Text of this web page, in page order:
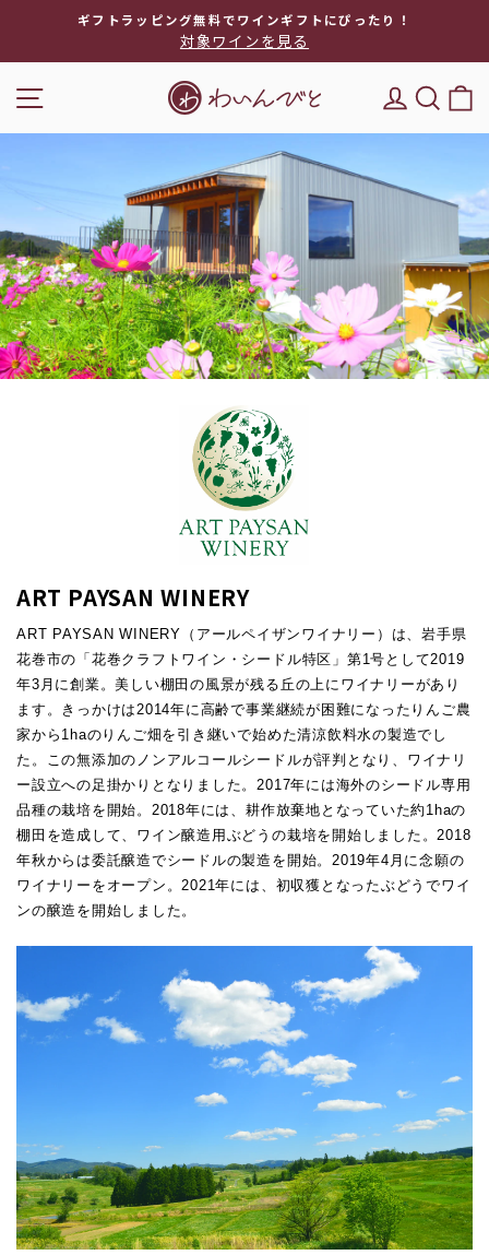
ス
イ
ョ
ー
を
停
止
ギフトラッピング無料でワインギフトにぴったり！
対象ワインを見る
キー
ART PAYSAN WINERY
ART PAYSAN WINERY（アールペイザンワイナリー）は、岩手県
花巻市の「花巻クラフトワイン・シードル特区」第1号として2019
年3月に創業。美しい棚田の風景が残る丘の上にワイナリーがあり
ます。きっかけは2014年に高齢で事業継続が困難になったりんご農
家から1haのりんご畑を引き継いで始めた清涼飲料水の製造でし
た。この無添加のノンアルコールシードルが評判となり、ワイナリ
ー設立への足掛かりとなりました。2017年には海外のシードル専用
品種の栽培を開始。2018年には、耕作放棄地となっていた約1haの
棚田を造成して、ワイン醸造用ぶどうの栽培を開始しました。2018
年秋からは委託醸造でシードルの製造を開始。2019年4月に念願の
ワイナリーをオープン。2021年には、初収獲となったぶどうでワイ
ンの醸造を開始しました。